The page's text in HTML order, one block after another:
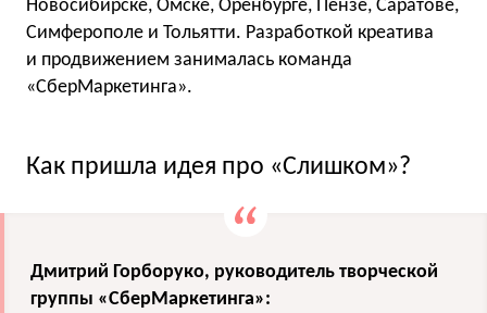
Новосибирске, Омске, Оренбурге, Пензе, Саратове,
Симферополе и Тольятти. Разработкой креатива
и продвижением занималась команда
«СберМаркетинга».
Как пришла идея про «Слишком»?
Дмитрий Горборуко, руководитель творческой
группы «СберМаркетинга»: